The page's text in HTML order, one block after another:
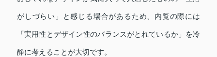
がしづらい」と感じる場合があるため、内覧の際には
「実用性とデザイン性のバランスがとれているか」を冷
静に考えることが大切です。